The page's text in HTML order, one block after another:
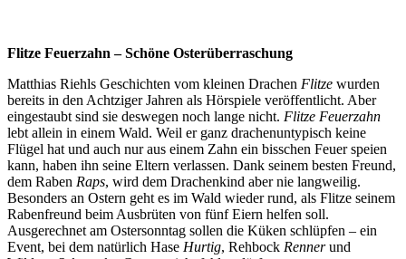
Flitze Feuerzahn – Schöne Osterüberraschung
Matthias Riehls Geschichten vom kleinen Drachen Flitze wurden
bereits in den Achtziger Jahren als Hörspiele veröffentlicht. Aber
eingestaubt sind sie deswegen noch lange nicht. Flitze Feuerzahn
lebt allein in einem Wald. Weil er ganz drachenuntypisch keine
Flügel hat und auch nur aus einem Zahn ein bisschen Feuer speien
kann, haben ihn seine Eltern verlassen. Dank seinem besten Freund,
dem Raben Raps, wird dem Drachenkind aber nie langweilig.
Besonders an Ostern geht es im Wald wieder rund, als Flitze seinem
Rabenfreund beim Ausbrüten von fünf Eiern helfen soll.
Ausgerechnet am Ostersonntag sollen die Küken schlüpfen – ein
Event, bei dem natürlich Hase Hurtig, Rehbock Rennerund